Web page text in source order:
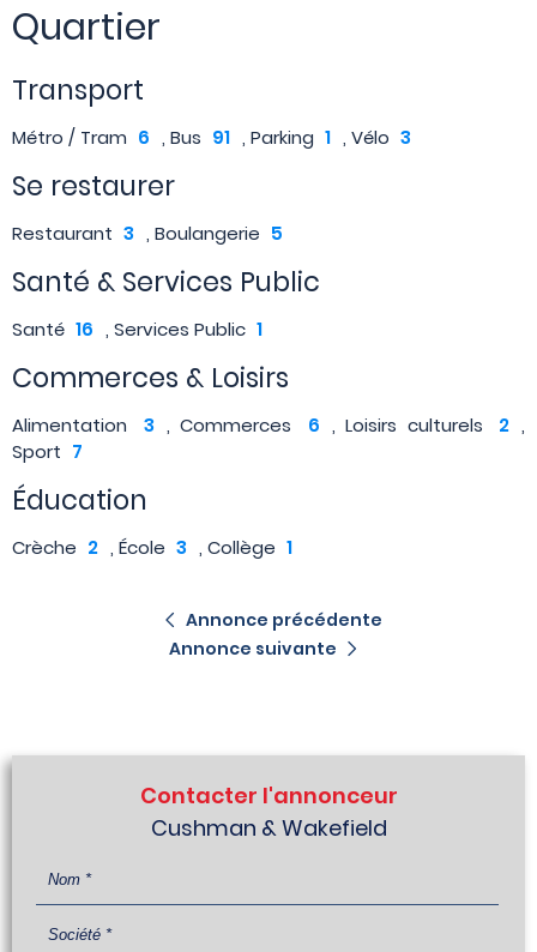
Quartier
Transport
Métro / Tram 6 , Bus 91 , Parking 1 , Vélo 3
Se restaurer
Restaurant 3 , Boulangerie 5
Santé & Services Public
Santé 16 , Services Public 1
Commerces & Loisirs
Alimentation 3 , Commerces 6 , Loisirs culturels 2 ,
Sport 7
Éducation
Crèche 2 , École 3 , Collège 1
Annonce précédente
Annonce suivante
Contacter l'annonceur
Cushman & Wakefield